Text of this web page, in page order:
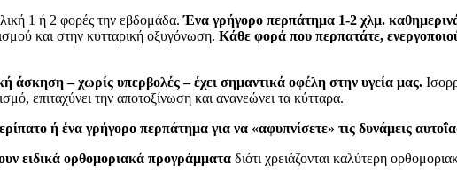
1 ή 2 φορές την εβδομάδα.Ένα γρήγορο περπάτημα 1-2 χλμ.
και στην κυτταρική οξυγόνωση. Κάθε φορά που περπατάτε,
άσκηση – χωρίς υπερβολές – έχει σημαντικά οφέλη στην υγεία μας.
επιταχύνει την αποτοξίνωση και ανανεώνει τα κύτταρα.
ή ένα γρήγορο περπάτημα για να «αφυπνίσετε» τις δυνάμεις
ειδικά ορθομοριακά προγράμματα διότι χρειάζονται καλύτερη